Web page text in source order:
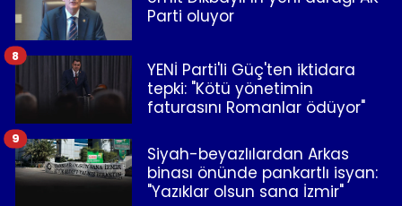
Parti oluyor
YENİ Parti'li Güç'ten iktidara
tepki: "Kötü yönetimin
faturasını Romanlar ödüyor"
8
Siyah-beyazlılardan Arkas
binası önünde pankartlı isyan:
"Yazıklar olsun sana İzmir"
9